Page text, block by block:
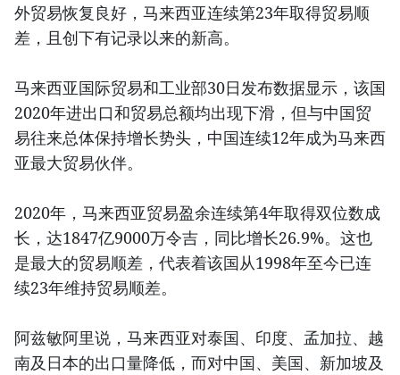
外贸易恢复良好，马来西亚连续第23年取得贸易顺
差，且创下有记录以来的新高。
马来西亚国际贸易和工业部30日发布数据显示，该国
2020年进出口和贸易总额均出现下滑，但与中国贸
易往来总体保持增长势头，中国连续12年成为马来西
亚最大贸易伙伴。
2020年，马来西亚贸易盈余连续第4年取得双位数成
长，达1847亿9000万令吉，同比增长26.9%。这也
是最大的贸易顺差，代表着该国从1998年至今已连
续23年维持贸易顺差。
阿兹敏阿里说，马来西亚对泰国、印度、孟加拉、越
南及日本的出口量降低，而对中国、美国、新加坡及